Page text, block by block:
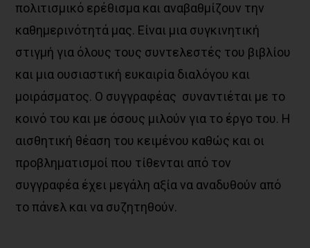
πολιτισμικό ερέθισμα και αναβαθμίζουν την
καθημερινότητά μας. Είναι μια συγκινητική
στιγμή για όλους τους συντελεστές του βιβλίου
και μια ουσιαστική ευκαιρία διαλόγου και
μοιράσματος. Ο συγγραφέας συναντιέται με το
κοινό του και με όσους μιλούν για το έργο του. Η
αισθητική θέαση του κειμένου καθώς και οι
προβληματισμοί που τίθενται από τον
συγγραφέα έχει μεγάλη αξία να αναδυθούν από
το πάνελ και να συζητηθούν.